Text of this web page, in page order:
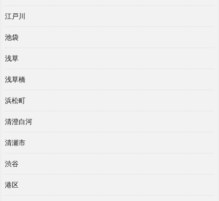
江戸川
池袋
浅草
浅草橋
浜松町
清澄白河
清瀬市
渋谷
港区